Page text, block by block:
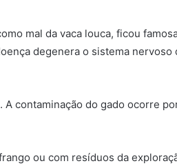
mal da vaca louca, ficou
degenera o sistema
contaminação do gado ocorre
ou com resíduos da